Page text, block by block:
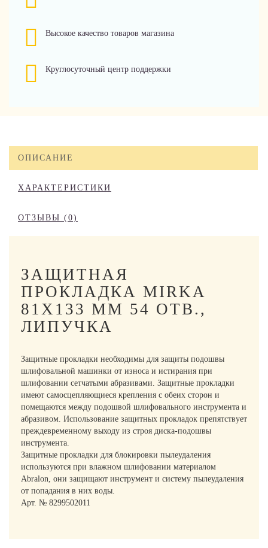
Высокое качество товаров магазина
Круглосуточный центр поддержки
ОПИСАНИЕ
ХАРАКТЕРИСТИКИ
ОТЗЫВЫ (0)
ЗАЩИТНАЯ
ПРОКЛАДКА MIRKA
81Х133 ММ 54 ОТВ.,
ЛИПУЧКА
Защитные прокладки необходимы для защиты подошвы
шлифовальной машинки от износа и истирания при
шлифовании сетчатыми абразивами. Защитные прокладки
имеют самосцепляющиеся крепления с обеих сторон и
помещаются между подошвой шлифовального инструмента и
абразивом. Использование защитных прокладок препятствует
преждевременному выходу из строя диска-подошвы
инструмента.
Защитные прокладки для блокировки пылеудаления
используются при влажном шлифовании материалом
Abralon, они защищают инструмент и систему пылеудаления
от попадания в них воды.
Арт. № 8299502011